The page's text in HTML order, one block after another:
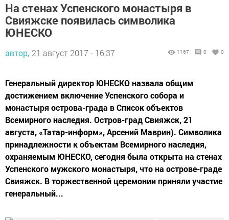
На стенах Успенского монастыря в
Свияжске появилась символика
ЮНЕСКО
автор, 21 август 2017 - 16:37 1167 0 0
Генеральный директор ЮНЕСКО назвала общим
достижением включение Успенского собора и
монастыря острова-града в Список объектов
Всемирного наследия. Остров-град Свияжск, 21
августа, «Татар-информ», Арсений Маврин). Символика
принадлежности к объектам Всемирного наследия,
охраняемым ЮНЕСКО, сегодня была открыта на стенах
Успенского мужского монастыря, что на острове-граде
Свияжск. В торжественной церемонии приняли участие
генеральный...